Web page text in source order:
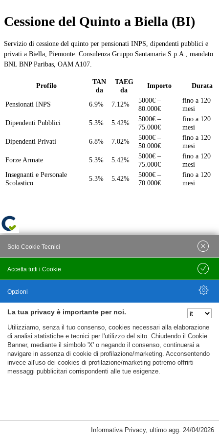
Cessione del Quinto a Biella (BI)
Servizio di cessione del quinto per pensionati INPS, dipendenti pubblici e
privati a Biella, Piemonte. Consulenza Gruppo Santamaria S.p.A., mandato
BNL BNP Paribas, OAM A107.
Profilo
TAN
da
TAEG
da
Importo Durata
Pensionati INPS 6.9% 7.12%
5000€ –
80.000€
fino a 120
mesi
Dipendenti Pubblici
5.3% 5.42%
5000€ –
75.000€
fino a 120
mesi
Dipendenti Privati
6.8% 7.02%
5000€ –
50.000€
fino a 120
mesi
Forze Armate
5.3% 5.42%
5000€ –
75.000€
fino a 120
mesi
Insegnanti e Personale
Scolastico
5.3% 5.42%
5000€ –
70.000€
fino a 120
mesi
La tua privacy è importante per noi.
Utilizziamo, senza il tuo consenso, cookies necessari alla elaborazione
di analisi statistiche e tecnici per l'utilizzo del sito. Chiudendo il Cookie
Banner, mediante il simbolo 'X' o negando il consenso, continuerai a
navigare in assenza di cookie di profilazione/marketing. Acconsentendo
invece all'uso dei cookies di profilazione/marketing potremo offrirti
messaggi pubblicitari corrispondenti alle tue esigenze.
Cookie Necessari, Tecnici di Sessione
Accetta tutti i Cookie
Solo Cookie Tecnici
Salva
Opzioni
Nascondi Opzioni
Informativa Privacy, ultimo agg. 24/04/2026